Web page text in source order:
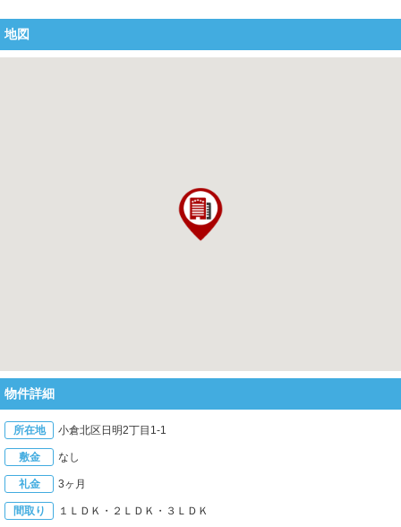
地図
物件詳細
所在地 小倉北区日明2丁目1-1
敷金 なし
礼金 3ヶ月
間取り １ＬＤＫ・２ＬＤＫ・３ＬＤＫ